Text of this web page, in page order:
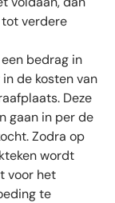
verdere
bedrag in
de kosten van
Deze
gaan in per de
Zodra op
wordt
voor het
te